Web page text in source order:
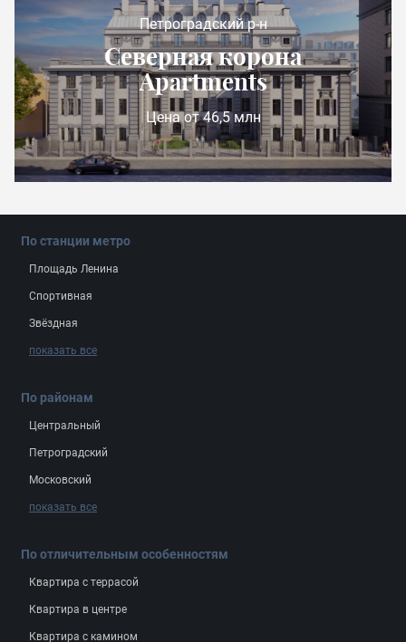
Петроградский р-н
Северная корона
Apartments
Цена от 46,5 млн
По станции метро
Площадь Ленина
Спортивная
Звёздная
показать все
По районам
Центральный
Петроградский
Московский
показать все
По отличительным особенностям
Квартира с террасой
Квартира в центре
Квартира с камином